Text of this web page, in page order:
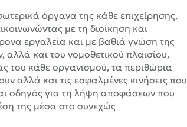
όργανα της κάθε επιχείρησης,
με τη διοίκηση και
εργαλεία και με βαθιά γνώση της
και του νομοθετικού πλαισίου,
του κάθε οργανισμού, τα περιθώρια
αλλά και τις εσφαλμένες κινήσεις που
οδηγός για τη λήψη αποφάσεων που
της μέσα στο συνεχώς